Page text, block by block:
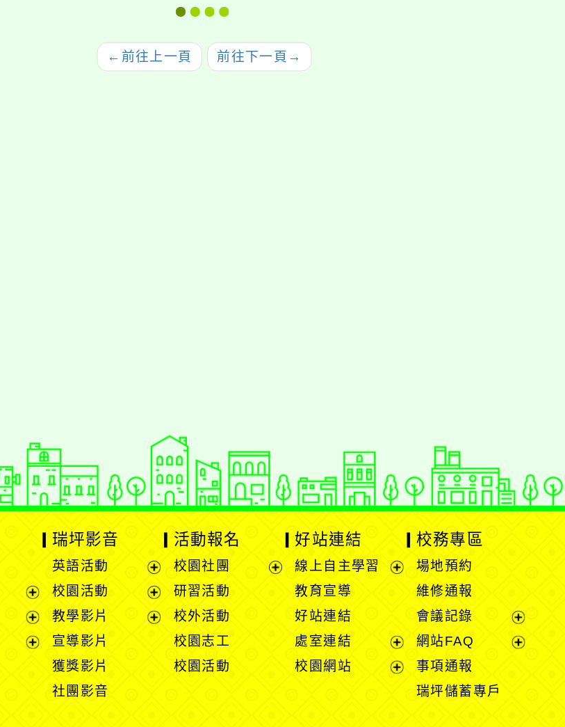
治與申 訴作業注意事
第7點，並自114年2
月19日生效
注意事項」自114年
← 前往上一頁 前往下一頁 →
展
開
選
展
開
瑞坪影音
英語活動
展
選
校園活動
展
開
教學影片
宣導影片
獲獎影片
社團影音
活動報名
校園社團
研習活動
校外活動
校園志工
校園活動
好站連結
線上自主學習
單
教育宣導
好站連結
處室連結
展
開
校園網站
校務專區
場地預約
維修通報
會議記錄
展
開
網站FAQ
事項通報
瑞坪儲蓄專戶